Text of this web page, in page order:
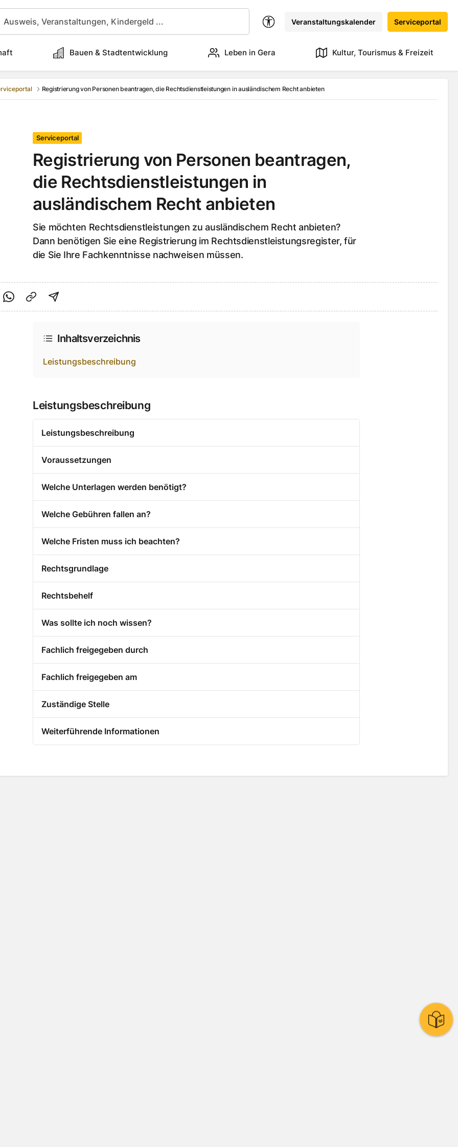
Veranstaltungskalender Serviceportal
Bauen & Stadtentwicklung Leben in Gera Kultur, Tourismus & Freizeit
Registrierung von Personen beantragen, die Rechtsdienstleistungen in ausländischem Recht anbieten
Serviceportal
Registrierung von Personen beantragen,
die Rechtsdienstleistungen in
ausländischem Recht anbieten
Sie möchten Rechtsdienstleistungen zu ausländischem Recht anbieten?
Dann benötigen Sie eine Registrierung im Rechtsdienstleistungsregister, für
die Sie Ihre Fachkenntnisse nachweisen müssen.
teilen
Twitter teilen
Per Link teilen
shareViaEmail
Inhaltsverzeichnis
Leistungsbeschreibung
Leistungsbeschreibung
Leistungsbeschreibung
Voraussetzungen
Welche Unterlagen werden benötigt?
Welche Gebühren fallen an?
Welche Fristen muss ich beachten?
Rechtsgrundlage
Rechtsbehelf
Was sollte ich noch wissen?
Fachlich freigegeben durch
Fachlich freigegeben am
Zuständige Stelle
Weiterführende Informationen